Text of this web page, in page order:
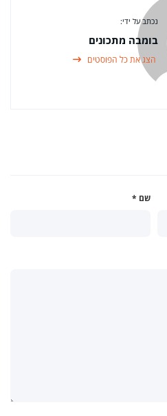
נכתב על ידי:
בומבה מתכונים
הצג את כל הפוסטים
שם *